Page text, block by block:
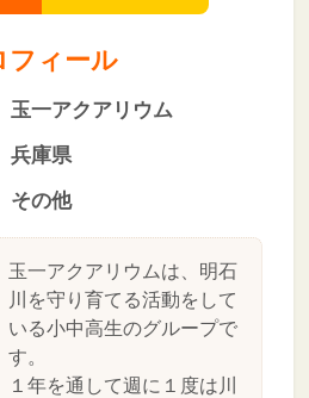
フィール
玉一アクアリウム
兵庫県
その他
玉一アクアリウムは、明石
川を守り育てる活動をして
いる小中高生のグループで
す。
１年を通して週に１度は川